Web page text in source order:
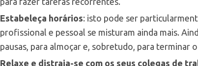
Estabeleça horários: isto pode ser
profissional e pessoal se misturam ainda mais.
pausas, para almoçar e, sobretudo, para terminar
Relaxe e distraia-se com os seus colegas de